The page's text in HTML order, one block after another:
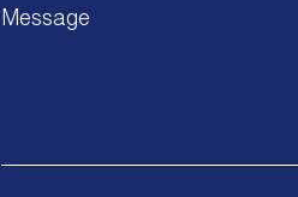
Message